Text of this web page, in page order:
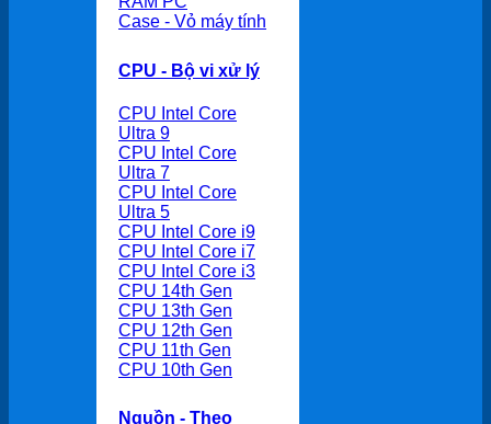
Case - Vỏ máy tính
CPU - Bộ vi xử lý
CPU Intel Core
Ultra 9
CPU Intel Core
Ultra 7
CPU Intel Core
Ultra 5
CPU Intel Core i9
CPU Intel Core i7
CPU Intel Core i3
CPU 14th Gen
CPU 13th Gen
CPU 12th Gen
CPU 11th Gen
CPU 10th Gen
Nguồn - Theo